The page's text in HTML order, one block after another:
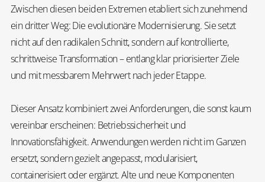
Zwischen diesen beiden Extremen etabliert sich zunehmend
ein dritter Weg: Die evolutionäre Modernisierung. Sie setzt
nicht auf den radikalen Schnitt, sondern auf kontrollierte,
schrittweise Transformation – entlang klar priorisierter Ziele
und mit messbarem Mehrwert nach jeder Etappe.
Dieser Ansatz kombiniert zwei Anforderungen, die sonst kaum
vereinbar erscheinen: Betriebssicherheit und
Innovationsfähigkeit. Anwendungen werden nicht im Ganzen
ersetzt, sondern gezielt angepasst, modularisiert,
containerisiert oder ergänzt. Alte und neue Komponenten